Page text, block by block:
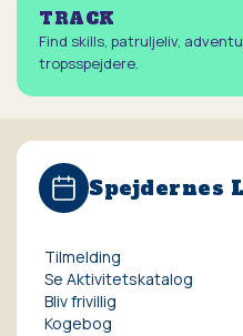
TRACK
Find skills, patruljeliv,
tropsspejdere.
Spejdernes
Tilmelding
Se Aktivitetskatalog
Bliv frivillig
Kogebog